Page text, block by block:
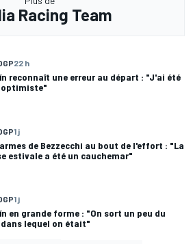
Racing Team
22 h
reconnaît une erreur au départ : "J'ai été
1 j
de Bezzecchi au bout de l'effort : "La
estivale a été un cauchemar"
1 j
en grande forme : "On sort un peu du
lequel on était"